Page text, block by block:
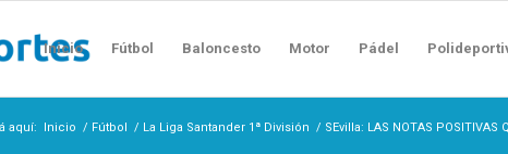
Inicio Fútbol Baloncesto Motor Pádel
aquí: Inicio / Fútbol / La Liga Santander 1ª División / SEvilla: LAS NOTAS POSITIVAS